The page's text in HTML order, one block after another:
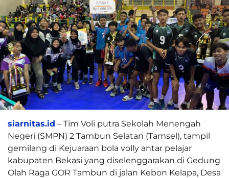
siarnitas.id – Tim Voli putra Sekolah Menengah
Negeri (SMPN) 2 Tambun Selatan (Tamsel), tampil
gemilang di Kejuaraan bola volly antar pelajar
kabupaten Bekasi yang diselenggarakan di Gedung
Olah Raga GOR Tambun di jalan Kebon Kelapa, Desa